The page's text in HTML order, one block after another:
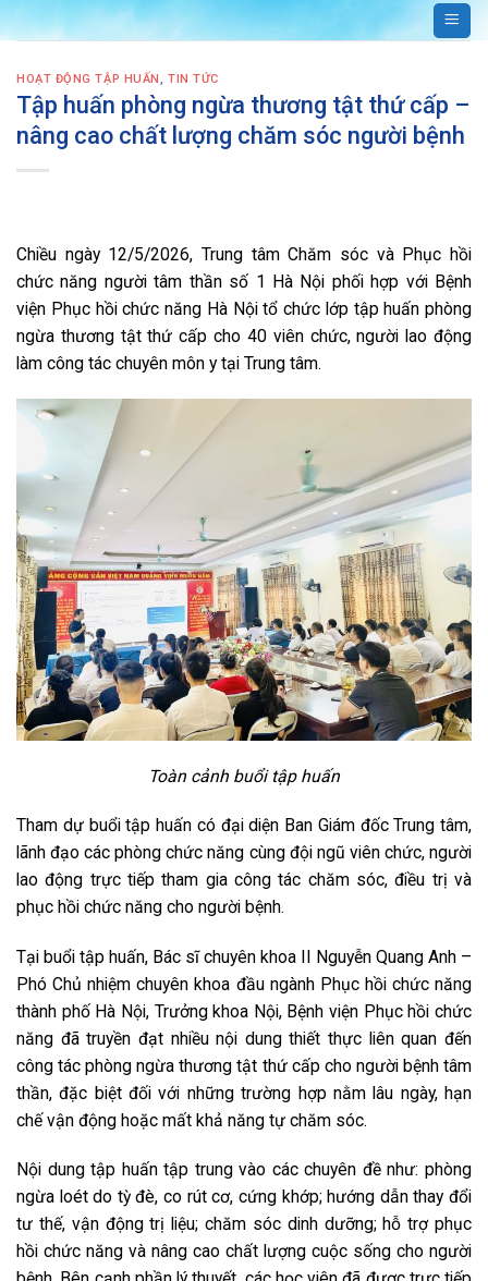
Bỏ
qua
dung
HOẠT ĐỘNG TẬP HUẤN, TIN TỨC
Tập huấn phòng ngừa thương tật thứ cấp –
nâng cao chất lượng chăm sóc người bệnh
Chiều ngày 12/5/2026, Trung tâm Chăm sóc và Phục hồi
chức năng người tâm thần số 1 Hà Nội phối hợp với Bệnh
viện Phục hồi chức năng Hà Nội tổ chức lớp tập huấn phòng
ngừa thương tật thứ cấp cho 40 viên chức, người lao động
làm công tác chuyên môn y tại Trung tâm.
Toàn cảnh buổi tập huấn
Tham dự buổi tập huấn có đại diện Ban Giám đốc Trung tâm,
lãnh đạo các phòng chức năng cùng đội ngũ viên chức, người
lao động trực tiếp tham gia công tác chăm sóc, điều trị và
phục hồi chức năng cho người bệnh.
Tại buổi tập huấn, Bác sĩ chuyên khoa II Nguyễn Quang Anh –
Phó Chủ nhiệm chuyên khoa đầu ngành Phục hồi chức năng
thành phố Hà Nội, Trưởng khoa Nội, Bệnh viện Phục hồi chức
năng đã truyền đạt nhiều nội dung thiết thực liên quan đến
công tác phòng ngừa thương tật thứ cấp cho người bệnh tâm
thần, đặc biệt đối với những trường hợp nằm lâu ngày, hạn
chế vận động hoặc mất khả năng tự chăm sóc.
Nội dung tập huấn tập trung vào các chuyên đề như: phòng
ngừa loét do tỳ đè, co rút cơ, cứng khớp; hướng dẫn thay đổi
tư thế, vận động trị liệu; chăm sóc dinh dưỡng; hỗ trợ phục
hồi chức năng và nâng cao chất lượng cuộc sống cho người